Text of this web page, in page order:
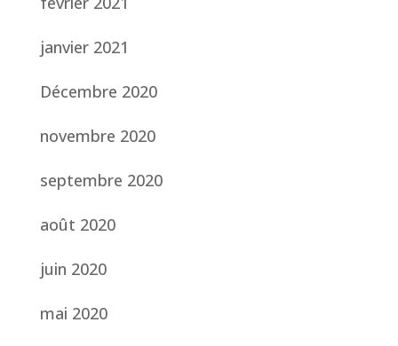
janvier 2021
Décembre 2020
novembre 2020
septembre 2020
août 2020
juin 2020
mai 2020